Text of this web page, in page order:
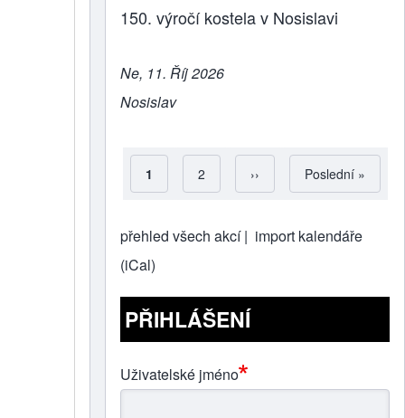
150. výročí kostela v Nosislavi
Ne, 11. Říj 2026
Nosislav
Pagination
Aktuální stránka
1 Strana
2 Následující stránka
›› Poslední stránka
Poslední »
přehled všech akcí | import kalendáře
(iCal)
PŘIHLÁŠENÍ
Uživatelské jméno